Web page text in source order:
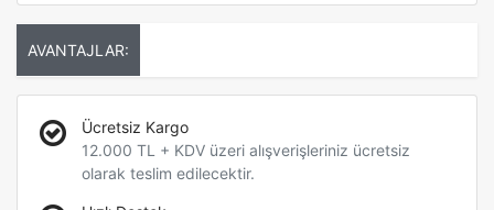
AVANTAJLAR:
Ücretsiz Kargo
12.000 TL + KDV üzeri alışverişleriniz ücretsiz
olarak teslim edilecektir.